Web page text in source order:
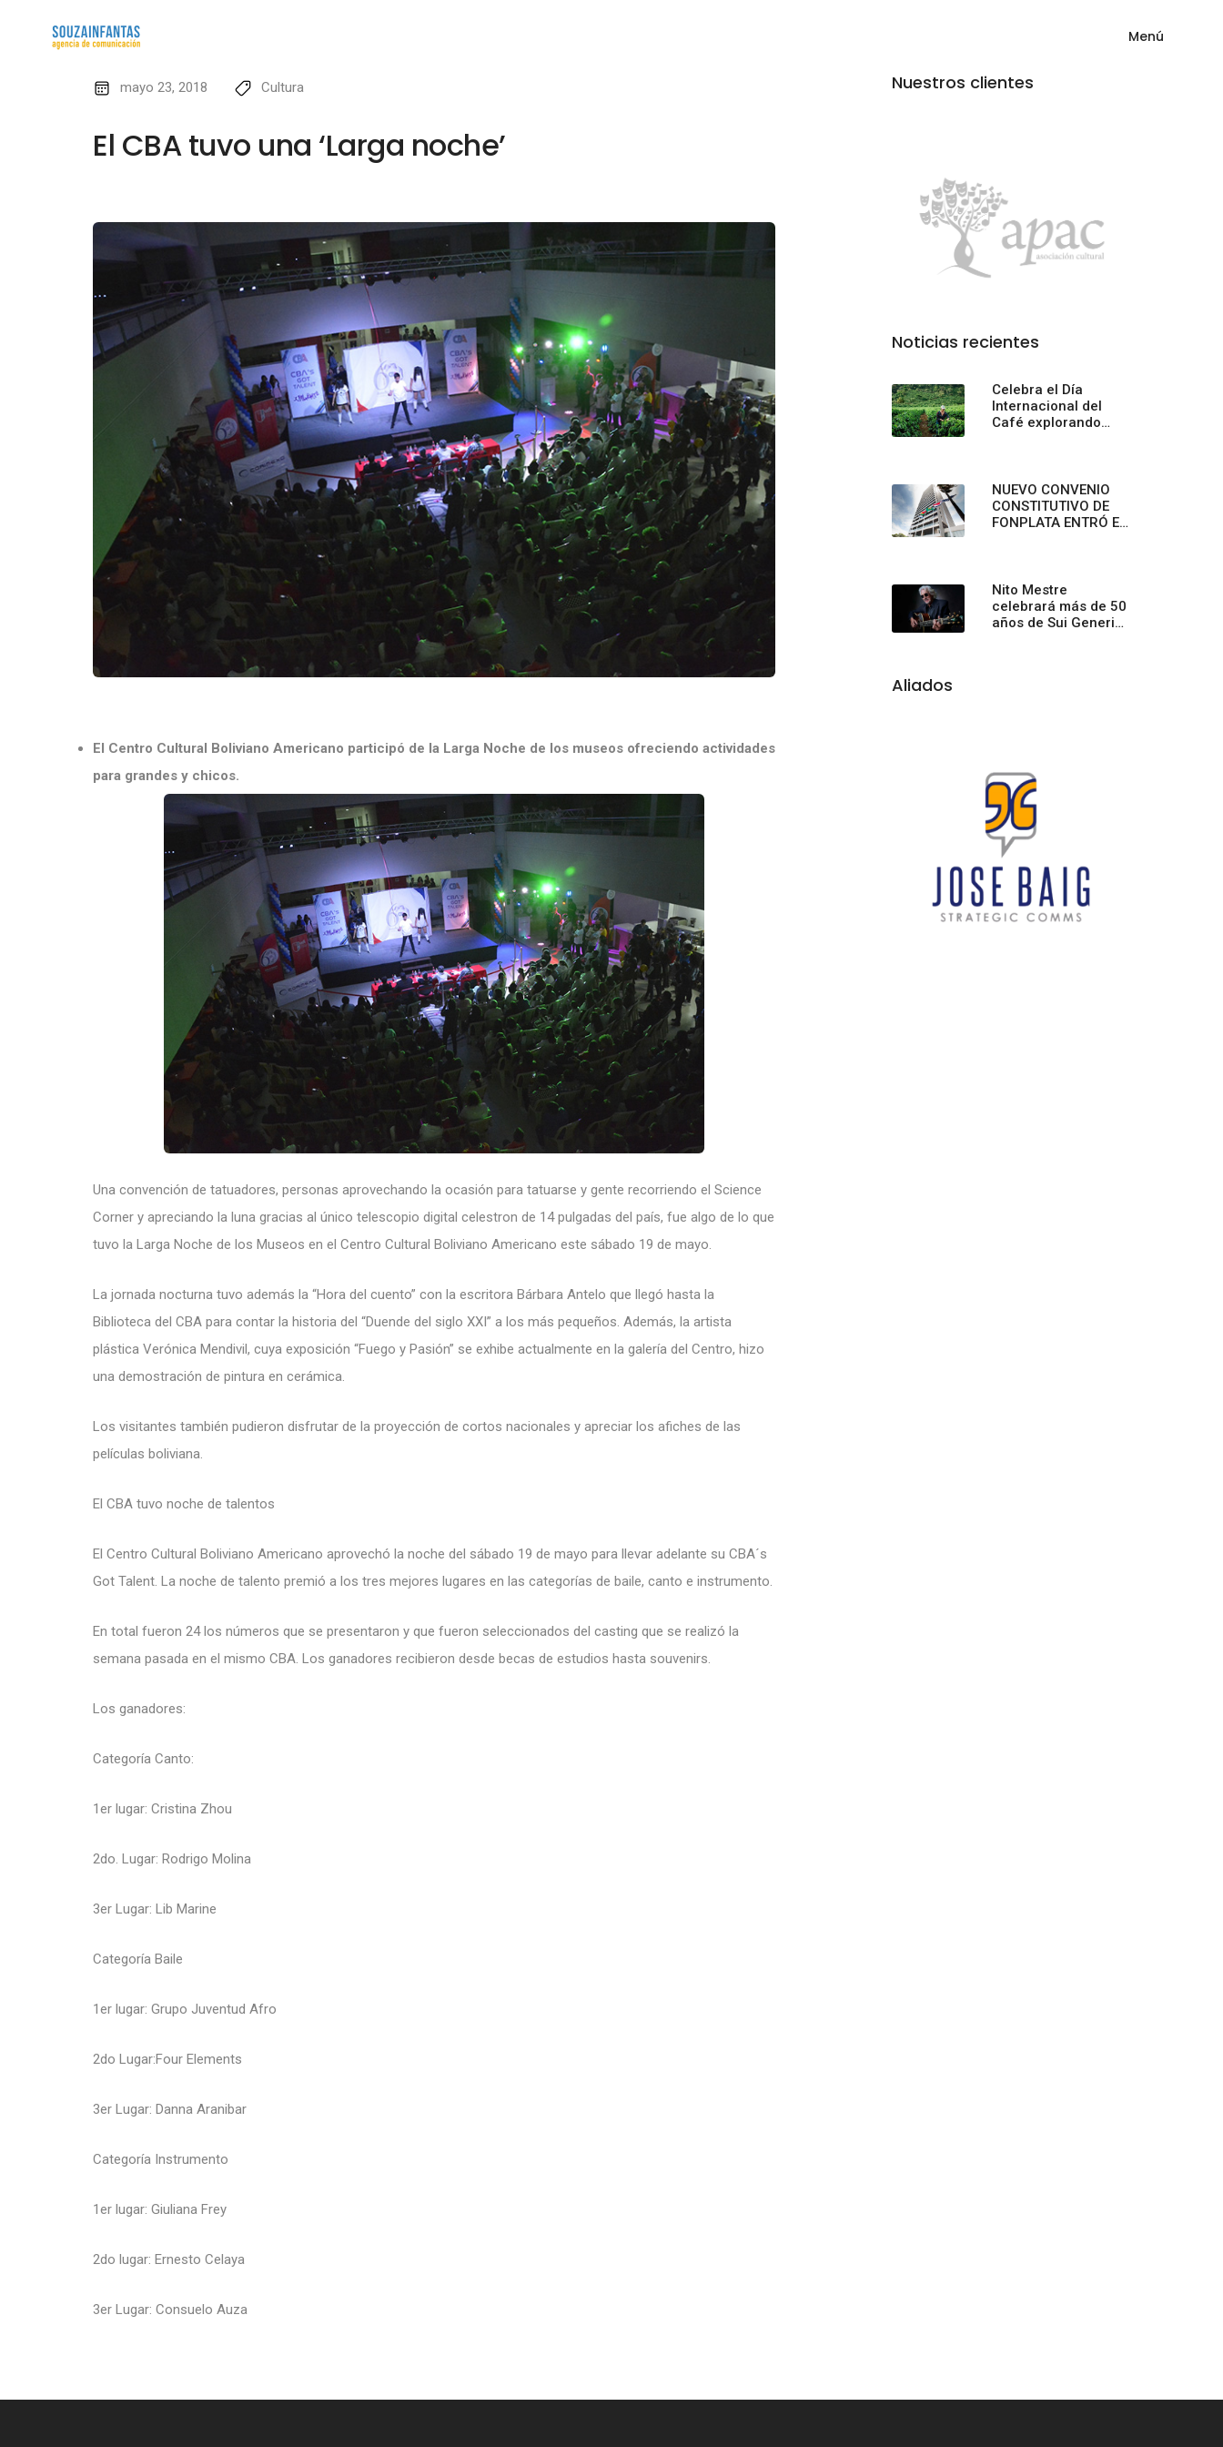
Menú
mayo 23, 2018 Cultura
El CBA tuvo una ‘Larga noche’
El Centro Cultural Boliviano Americano participó de la Larga Noche de los museos ofreciendo actividades
para grandes y chicos.
Una convención de tatuadores, personas aprovechando la ocasión para tatuarse y gente recorriendo el Science
Corner y apreciando la luna gracias al único telescopio digital celestron de 14 pulgadas del país, fue algo de lo que
tuvo la Larga Noche de los Museos en el Centro Cultural Boliviano Americano este sábado 19 de mayo.
La jornada nocturna tuvo además la “Hora del cuento” con la escritora Bárbara Antelo que llegó hasta la
Biblioteca del CBA para contar la historia del “Duende del siglo XXI” a los más pequeños. Además, la artista
plástica Verónica Mendivil, cuya exposición “Fuego y Pasión” se exhibe actualmente en la galería del Centro, hizo
una demostración de pintura en cerámica.
Los visitantes también pudieron disfrutar de la proyección de cortos nacionales y apreciar los afiches de las
películas boliviana.
El CBA tuvo noche de talentos
El Centro Cultural Boliviano Americano aprovechó la noche del sábado 19 de mayo para llevar adelante su CBA´s
Got Talent. La noche de talento premió a los tres mejores lugares en las categorías de baile, canto e instrumento.
En total fueron 24 los números que se presentaron y que fueron seleccionados del casting que se realizó la
semana pasada en el mismo CBA. Los ganadores recibieron desde becas de estudios hasta souvenirs.
Los ganadores:
Categoría Canto:
1er lugar: Cristina Zhou
2do. Lugar: Rodrigo Molina
3er Lugar: Lib Marine
Categoría Baile
1er lugar: Grupo Juventud Afro
2do Lugar:Four Elements
3er Lugar: Danna Aranibar
Categoría Instrumento
1er lugar: Giuliana Frey
2do lugar: Ernesto Celaya
3er Lugar: Consuelo Auza
Nuestros clientes
Noticias recientes
Celebra el Día
Internacional del
Café explorando
Starbucks
NUEVO CONVENIO
CONSTITUTIVO DE
FONPLATA ENTRÓ EN
Nito Mestre
celebrará más de 50
años de Sui Generis
Aliados